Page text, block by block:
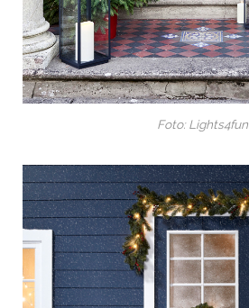
Foto: Lights4fun